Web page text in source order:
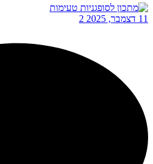
11 דצמבר, 2025 2